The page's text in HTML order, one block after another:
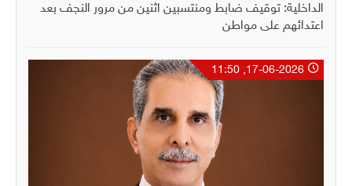
الداخلية: توقيف ضابط ومنتسبين اثنين من مرور النجف بعد
اعتدائهم على مواطن